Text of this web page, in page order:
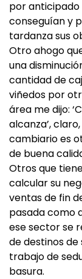
por anticipado
conseguían y
tardanza sus
Otro ahogo
una
cantidad de
viñedos por
área me dijo:
alcanza’,
cambiario es
de buena
Otros que
calcular su
ventas de fin
pasada como
ese sector se
de destinos de
trabajo de
basura.